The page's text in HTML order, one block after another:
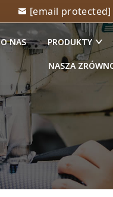
[email protected]
O NAS PRODUKTY
NASZA